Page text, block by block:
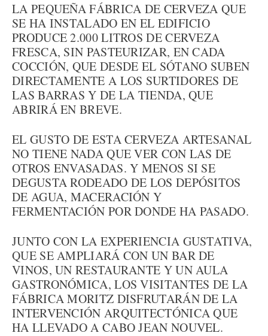
LA PEQUEÑA FÁBRICA DE CERVEZA QUE
SE HA INSTALADO EN EL EDIFICIO
PRODUCE 2.000 LITROS DE CERVEZA
FRESCA, SIN PASTEURIZAR, EN CADA
COCCIÓN, QUE DESDE EL SÓTANO SUBEN
DIRECTAMENTE A LOS SURTIDORES DE
LAS BARRAS Y DE LA TIENDA, QUE
ABRIRÁ EN BREVE.
EL GUSTO DE ESTA CERVEZA ARTESANAL
NO TIENE NADA QUE VER CON LAS DE
OTROS ENVASADAS. Y MENOS SI SE
DEGUSTA RODEADO DE LOS DEPÓSITOS
DE AGUA, MACERACIÓN Y
FERMENTACIÓN POR DONDE HA PASADO.
JUNTO CON LA EXPERIENCIA GUSTATIVA,
QUE SE AMPLIARÁ CON UN BAR DE
VINOS, UN RESTAURANTE Y UN AULA
GASTRONÓMICA, LOS VISITANTES DE LA
FÁBRICA MORITZ DISFRUTARÁN DE LA
INTERVENCIÓN ARQUITECTÓNICA QUE
HA LLEVADO A CABO JEAN NOUVEL.